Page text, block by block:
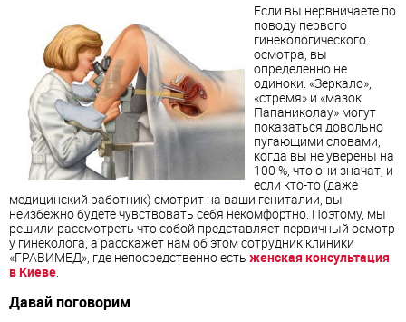
Если вы нервничаете по
поводу первого
гинекологического
осмотра, вы
определенно не
одиноки. «Зеркало»,
«стремя» и «мазок
Папаниколау» могут
показаться довольно
пугающими словами,
когда вы не уверены на
100 %, что они значат, и
если кто-то (даже
медицинский работник) смотрит на ваши гениталии, вы
неизбежно будете чувствовать себя некомфортно. Поэтому, мы
решили рассмотреть что собой представляет первичный осмотр
у гинеколога, а расскажет нам об этом сотрудник клиники
«ГРАВИМЕД», где непосредственно есть женская консультация
в Киеве
Давай поговорим